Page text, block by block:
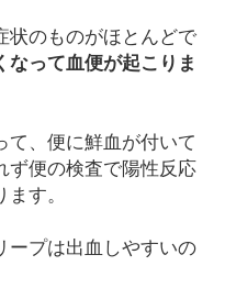
状のものがほとんどで
なって血便が起こりま
て、便に鮮血が付いて
ず便の検査で陽性反応
す。
ープは出血しやすいの